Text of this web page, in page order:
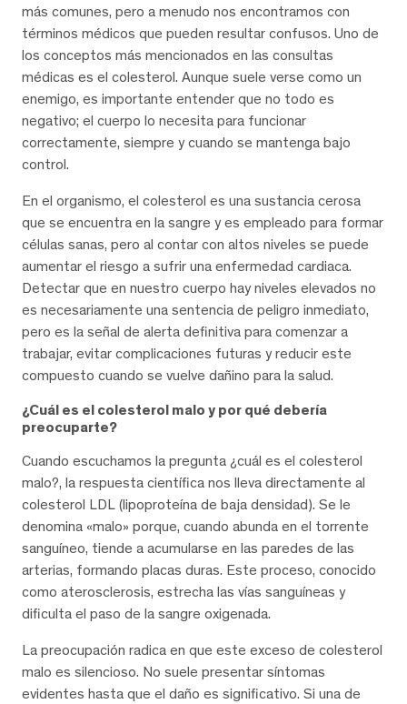
más comunes, pero a menudo nos encontramos con
términos médicos que pueden resultar confusos. Uno de
los conceptos más mencionados en las consultas
médicas es el colesterol. Aunque suele verse como un
enemigo, es importante entender que no todo es
negativo; el cuerpo lo necesita para funcionar
correctamente, siempre y cuando se mantenga bajo
control.
En el organismo, el colesterol es una sustancia cerosa
que se encuentra en la sangre y es empleado para formar
células sanas, pero al contar con altos niveles se puede
aumentar el riesgo a sufrir una enfermedad cardiaca.
Detectar que en nuestro cuerpo hay niveles elevados no
es necesariamente una sentencia de peligro inmediato,
pero es la señal de alerta definitiva para comenzar a
trabajar, evitar complicaciones futuras y reducir este
compuesto cuando se vuelve dañino para la salud.
¿Cuál es el colesterol malo y por qué debería
preocuparte?
Cuando escuchamos la pregunta ¿cuál es el colesterol
malo?, la respuesta científica nos lleva directamente al
colesterol LDL (lipoproteína de baja densidad). Se le
denomina «malo» porque, cuando abunda en el torrente
sanguíneo, tiende a acumularse en las paredes de las
arterias, formando placas duras. Este proceso, conocido
como aterosclerosis, estrecha las vías sanguíneas y
dificulta el paso de la sangre oxigenada.
La preocupación radica en que este exceso de colesterol
malo es silencioso. No suele presentar síntomas
evidentes hasta que el daño es significativo. Si una de